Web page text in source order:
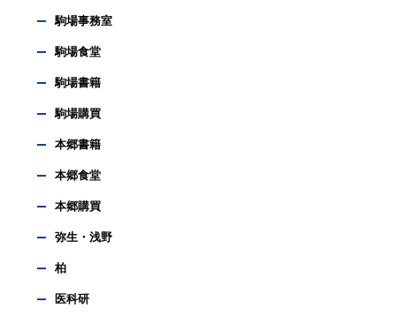
駒場事務室
駒場食堂
駒場書籍
駒場購買
本郷書籍
本郷食堂
本郷購買
弥生・浅野
柏
医科研